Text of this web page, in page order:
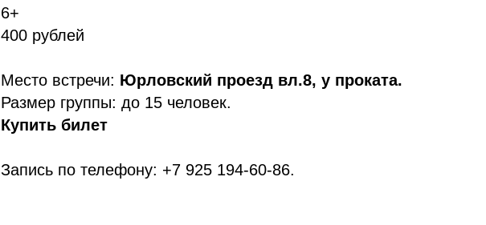
6+
400 рублей
Место встречи: Юрловский проезд вл.8, у проката.
Размер группы: до 15 человек.
Купить билет
Запись по телефону: +7 925 194-60-86.